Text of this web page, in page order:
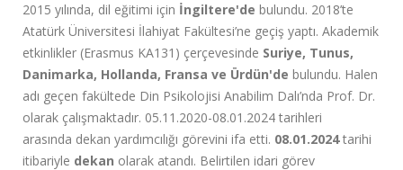
2015 yılında, dil eğitimi için İngiltere'de bulundu. 2018’te
Atatürk Üniversitesi İlahiyat Fakültesi’ne geçiş yaptı. Akademik
etkinlikler (Erasmus KA131) çerçevesinde Suriye, Tunus,
Danimarka, Hollanda, Fransa ve Ürdün'de bulundu. Halen
adı geçen fakültede Din Psikolojisi Anabilim Dalı’nda Prof. Dr.
olarak çalışmaktadır. 05.11.2020-08.01.2024 tarihleri
arasında dekan yardımcılığı görevini ifa etti. 08.01.2024tarihi
itibariyle dekan olarak atandı. Belirtilen idari görev